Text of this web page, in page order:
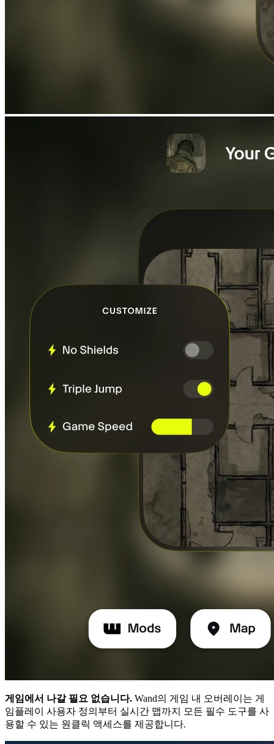
게임에서 나갈 필요 없습니다. Wand의 게임 내 오버레이는 게
임플레이 사용자 정의부터 실시간 맵까지 모든 필수 도구를 사
용할 수 있는 원클릭 액세스를 제공합니다.